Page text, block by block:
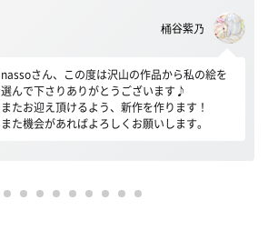
桶谷紫乃
nassoさん、この度は沢山の作品から私の絵を
選んで下さりありがとうございます♪
またお迎え頂けるよう、新作を作ります！
また機会があればよろしくお願いします。